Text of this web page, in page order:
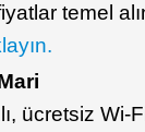
temel
ücretsiz Wi-